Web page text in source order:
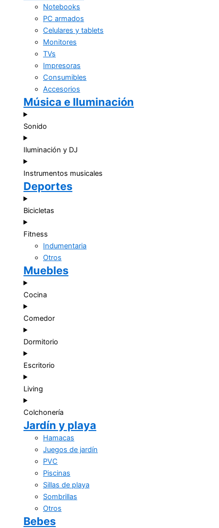
Notebooks
PC armados
Celulares y tablets
Monitores
TVs
Impresoras
Consumibles
Accesorios
Música e Iluminación
Sonido
Iluminación y DJ
Instrumentos musicales
Deportes
Bicicletas
Fitness
Indumentaria
Otros
Muebles
Cocina
Comedor
Dormitorio
Escritorio
Living
Colchonería
Jardín y playa
Hamacas
Juegos de jardín
PVC
Piscinas
Sillas de playa
Sombrillas
Otros
Bebes